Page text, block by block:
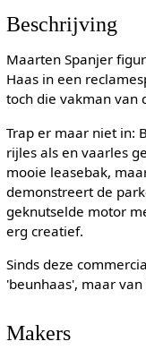
Beschrijving
Maarten Spanjer
Haas in een
toch die vakman van
Trap er maar niet in:
rijles als en vaarles
mooie leasebak,
demonstreert de
geknutselde motor
erg creatief.
Sinds deze
'beunhaas', maar van
Makers